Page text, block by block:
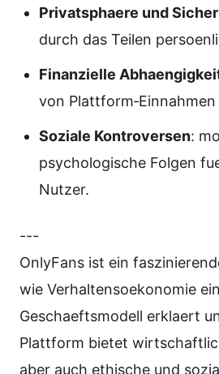
Privatsphaere und
durch das Teilen
Finanzielle
von
Soziale Kontroversen:
psychologische Folgen
Nutzer.
---
OnlyFans ist ein
wie Verhaltensoekonomie
Geschaeftsmodell erklaert
Plattform bietet
aber auch ethische und